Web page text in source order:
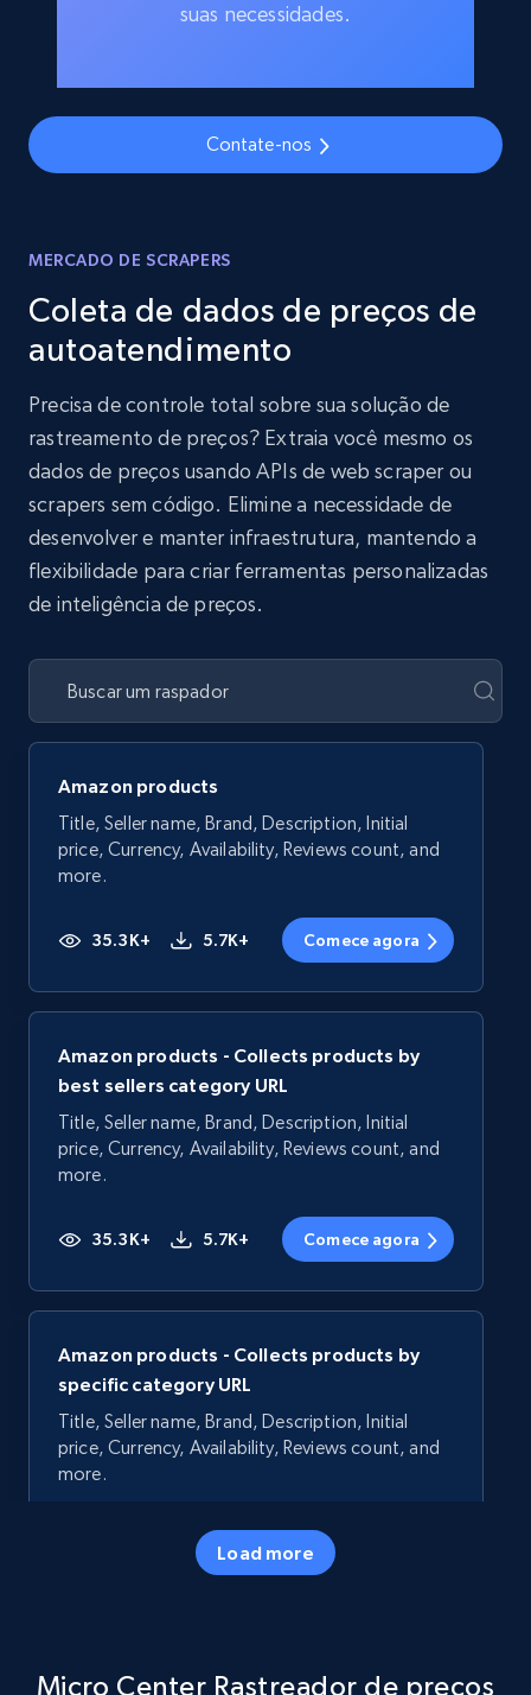
suas necessidades.
Contate-nos
MERCADO DE SCRAPERS
Coleta de dados de preços de
autoatendimento
Precisa de controle total sobre sua solução de
rastreamento de preços? Extraia você mesmo os
dados de preços usando APIs de web scraper ou
scrapers sem código. Elimine a necessidade de
desenvolver e manter infraestrutura, mantendo a
flexibilidade para criar ferramentas personalizadas
de inteligência de preços.
Amazon products
Title, Seller name, Brand, Description, Initial
price, Currency, Availability, Reviews count, and
more.
35.3K+ 5.7K+ Comece agora
Amazon products - Collects products by
best sellers category URL
Title, Seller name, Brand, Description, Initial
price, Currency, Availability, Reviews count, and
more.
35.3K+ 5.7K+ Comece agora
Amazon products - Collects products by
specific category URL
Title, Seller name, Brand, Description, Initial
price, Currency, Availability, Reviews count, and
more.
5.7K+ Comece agora
specific keywords
Load more
Micro Center Rastreador de preços